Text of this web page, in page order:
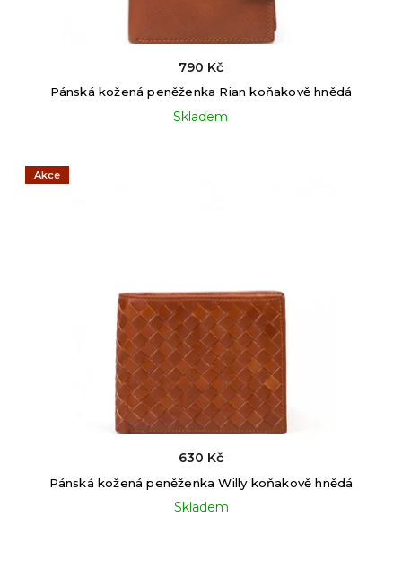
Pánská kožená peněženka Rian koňakově hnědá
Skladem
790 Kč
Akce
Pánská kožená peněženka Willy koňakově hnědá
Skladem
630 Kč